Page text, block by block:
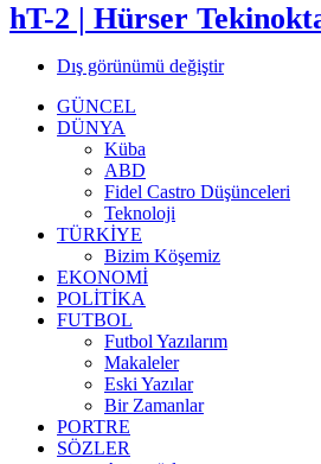
hT-2 | Hürser
Dış görünümü değiştir
GÜNCEL
DÜNYA
Küba
ABD
Fidel Castro Düşünceleri
Teknoloji
TÜRKİYE
Bizim Köşemiz
EKONOMİ
POLİTİKA
FUTBOL
Futbol Yazılarım
Makaleler
Eski Yazılar
Bir Zamanlar
PORTRE
SÖZLER